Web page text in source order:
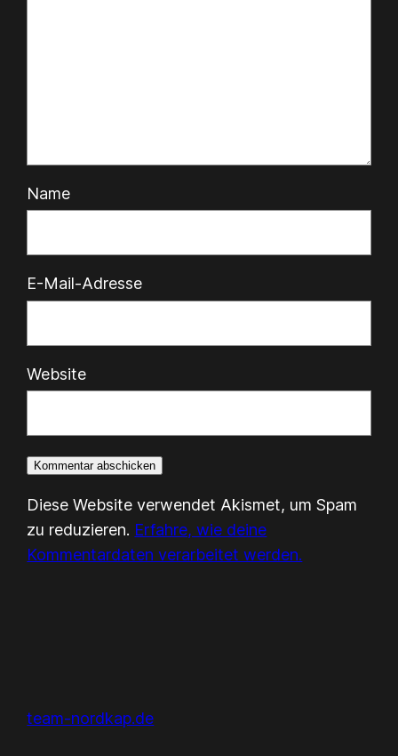
Name
E-Mail-Adresse
Website
Diese Website verwendet Akismet, um Spam
zu reduzieren. Erfahre, wie deine
Kommentardaten verarbeitet werden.
team-nordkap.de